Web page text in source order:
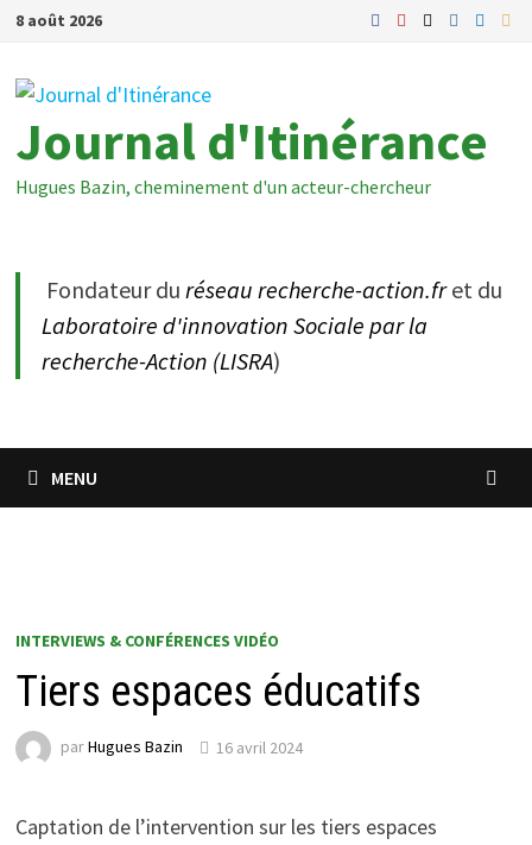
Passer
contenu
8 août 2026
Journal d'Itinérance
Hugues Bazin, cheminement d'un acteur-chercheur
Fondateur duréseau recherche-action.fret du
Laboratoire d'innovation Sociale par la
recherche-Action (LISRA)
MENU
INTERVIEWS & CONFÉRENCES VIDÉO
Tiers espaces éducatifs
parHugues Bazin 16 avril 2024
Captation de l’intervention sur les tiers espaces